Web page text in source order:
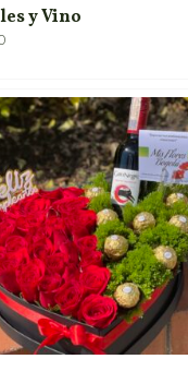
y Vino